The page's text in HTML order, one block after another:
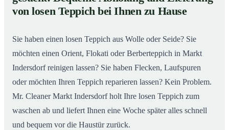
02Einblick in unsere Teppichwäscherei in Markt
von losen Teppich bei Ihnen zu Hause
Sie haben einen losen Teppich aus Wolle oder Seide? Sie
möchten einen Orient, Flokati oder Berberteppich in Markt
Indersdorf reinigen lassen? Sie haben Flecken, Laufspuren
oder möchten Ihren Teppich reparieren lassen? Kein Problem.
Mr. Cleaner Markt Indersdorf holt Ihre losen Teppich zum
waschen ab und liefert Ihnen eine Woche später alles schnell
und bequem vor die Haustür zurück.